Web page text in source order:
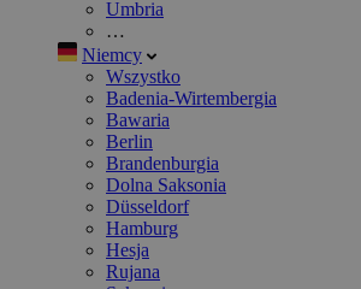
Umbria
…
Niemcy
Wszystko
Badenia-Wirtembergia
Bawaria
Berlin
Brandenburgia
Dolna Saksonia
Düsseldorf
Hamburg
Hesja
Rujana